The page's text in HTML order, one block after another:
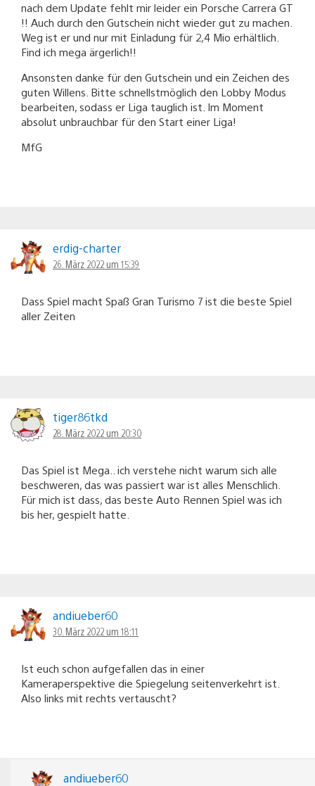
nach dem Update fehlt mir leider ein Porsche Carrera GT
!! Auch durch den Gutschein nicht wieder gut zu machen.
Weg ist er und nur mit Einladung für 2,4 Mio erhältlich.
Find ich mega ärgerlich!!
Ansonsten danke für den Gutschein und ein Zeichen des
guten Willens. Bitte schnellstmöglich den Lobby Modus
bearbeiten, sodass er Liga tauglich ist. Im Moment
absolut unbrauchbar für den Start einer Liga!
MfG
erdig-charter
26. März 2022 um 15:39
Dass Spiel macht Spaß Gran Turismo 7 ist die beste Spiel
aller Zeiten
tiger86tkd
28. März 2022 um 20:30
Das Spiel ist Mega.. ich verstehe nicht warum sich alle
beschweren, das was passiert war ist alles Menschlich.
Für mich ist dass, das beste Auto Rennen Spiel was ich
bis her, gespielt hatte.
andiueber60
30. März 2022 um 18:11
Ist euch schon aufgefallen das in einer
Kameraperspektive die Spiegelung seitenverkehrt ist.
Also links mit rechts vertauscht?
andiueber60